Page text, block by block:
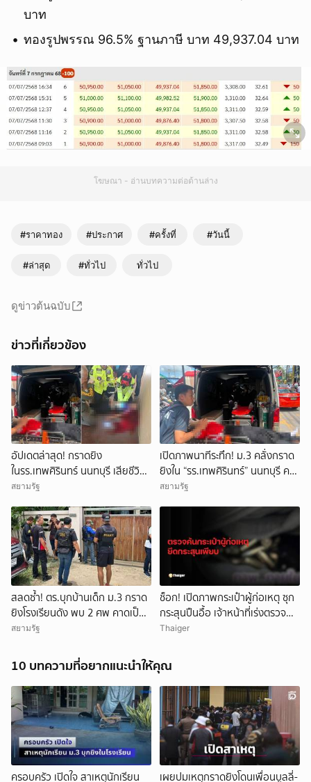
บาท
ทองรูปพรรณ 96.5% ฐานภาษี บาท 49,937.04 บาท
โฆษณา - อ่านบทความต่อด้านล่าง
#ราคาทอง #ประกาศ #ครั้งที่ #วันนี้
#ล่าสุด #ทั่วไป ทั่วไป
ดูข่าวต้นฉบับ
ข่าวที่เกี่ยวข้อง
อัปเดตล่าสุด! กราดยิง
ในรร.เทพศิรินทร์ นนทบุรี เสียชีวิต
รวม 7 ราย เป็นครู 3 ราย นักเรียน
กว่า 15 ราย
สยามรัฐ
เปิดภาพนาทีระทึก! ม.3 คลั่งกราด
ยิงใน “รร.เทพศิรินทร์” นนทบุรี ครู
ดับ 2 บาดเจ็บกว่า 20 ราย ก่อนยิง
สยามรัฐ
สลดซ้ำ! ตร.บุกบ้านเด็ก ม.3 กราด
ยิงโรงเรียนดัง พบ 2 ศพ คาดเป็น
ปู่-ย่า โดนสังหารก่อนก่อเหตุ
สยามรัฐ
ช็อก! เปิดภาพกระเป๋าผู้ก่อเหตุ ซุก
กระสุนปืนอื้อ เจ้าหน้าที่เร่งตรวจ
สอบ
Thaiger
10 บทความที่อยากแนะนำให้คุณ
ครอบครัว เปิดใจ สาเหตุนักเรียน เผยปมเหตุกราดยิงโดนเพื่อนบูลลี่-